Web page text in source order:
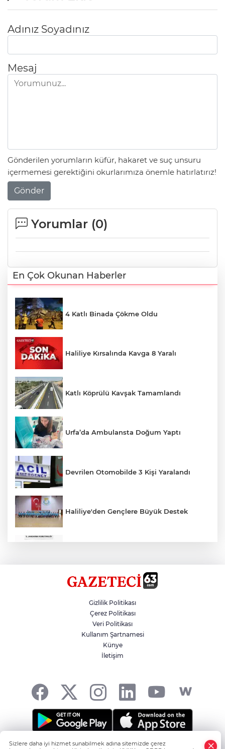
Adınız Soyadınız
Mesaj
Gönderilen yorumların küfür, hakaret ve suç unsuru
içermemesi gerektiğini okurlarımıza önemle hatırlatırız!
Gönder
Yorumlar (0)
En Çok Okunan Haberler
4 Katlı Binada Çökme Oldu
Haliliye Kırsalında Kavga 8 Yaralı
Katlı Köprülü Kavşak Tamamlandı
Urfa’da Ambulansta Doğum Yaptı
Devrilen Otomobilde 3 Kişi Yaralandı
Haliliye'den Gençlere Büyük Destek
Hikmet Başak’tan Ulaşım Çalışması
Atatürk Bulvarında Asfalt Yenileniyor
Gizlilik Politikası
Çerez Politikası
Veri Politikası
Kullanım Şartnamesi
Künye
İletişim
Sizlere daha iyi hizmet sunabilmek adına sitemizde çerez